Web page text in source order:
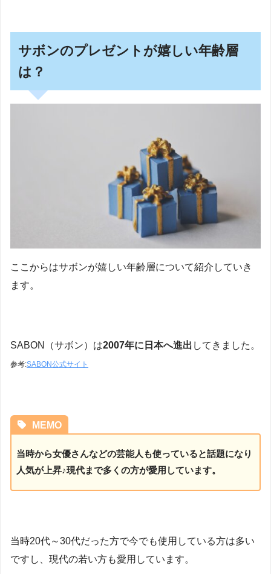
サボンのプレゼントが嬉しい年齢層
は？
ここからはサボンが嬉しい年齢層について紹介していき
ます。
SABON（サボン）は2007年に日本へ進出 してきました。
参考:SABON公式サイト
MEMO
当時から女優さんなどの芸能人も使っていると話題になり
人気が上昇♪現代まで多くの方が愛用しています。
当時20代～30代だった方で今でも使用している方は多い
ですし、現代の若い方も愛用しています。